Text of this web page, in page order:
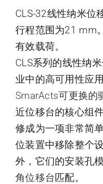
CLS-32线性纳米位
行程范围为21 mm
有效载荷。
CLS系列的线性纳
业中的高可用性应
SmarActs可更换的
近位移台的核心组
修成为一项非常简
位装置中移除整个
外，它们的安装孔
角位移台匹配。